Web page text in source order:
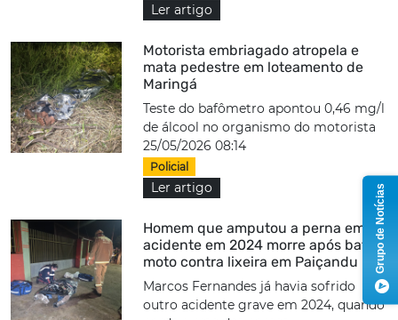
Ler artigo
Motorista embriagado atropela e
mata pedestre em loteamento de
Maringá
Teste do bafômetro apontou 0,46 mg/l
de álcool no organismo do motorista
25/05/2026 08:14
Policial
Ler artigo
Homem que amputou a perna em
acidente em 2024 morre após bater
moto contra lixeira em Paiçandu
Marcos Fernandes já havia sofrido
outro acidente grave em 2024, quando
Grupo de Notícias